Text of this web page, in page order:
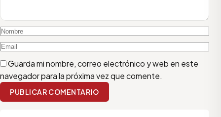
Guarda mi nombre, correo electrónico y web en este
navegador para la próxima vez que comente.
PUBLICAR COMENTARIO